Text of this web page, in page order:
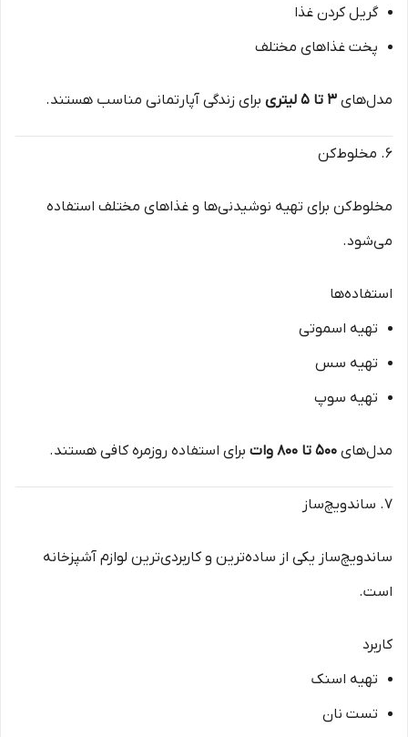
گریل کردن غذا
پخت غذاهای مختلف
مدل‌های ۳ تا ۵ لیتری برای زندگی آپارتمانی مناسب هستند.
۶. مخلوط‌کن
مخلوط‌کن برای تهیه نوشیدنی‌ها و غذاهای مختلف استفاده
می‌شود.
استفاده‌ها
تهیه اسموتی
تهیه سس
تهیه سوپ
مدل‌های ۵۰۰ تا ۸۰۰ وات برای استفاده روزمره کافی هستند.
۷. ساندویچ‌ساز
ساندویچ‌ساز یکی از ساده‌ترین و کاربردی‌ترین لوازم آشپزخانه
است.
کاربرد
تهیه اسنک
تست نان